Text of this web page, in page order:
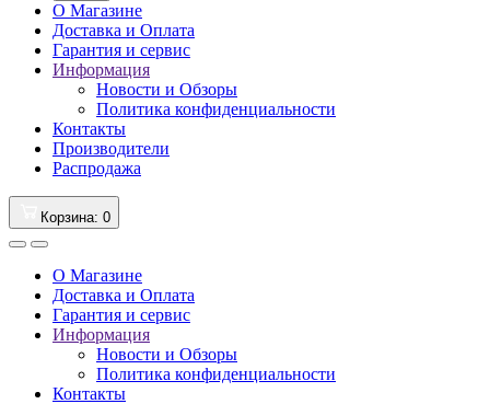
О Магазине
Доставка и Оплата
Гарантия и сервис
Информация
Новости и Обзоры
Политика конфиденциальности
Контакты
Производители
Распродажа
Корзина: 0
О Магазине
Доставка и Оплата
Гарантия и сервис
Информация
Новости и Обзоры
Политика конфиденциальности
Контакты